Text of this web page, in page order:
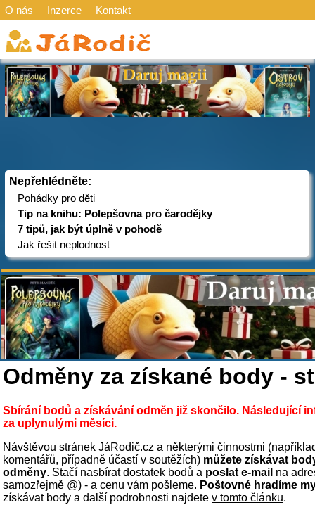
O nás Inzerce Kontakt
Nepřehlédněte:
Pohádky pro děti
Tip na knihu: Polepšovna pro čarodějky
7 tipů, jak být úplně v pohodě
Jak řešit neplodnost
Odměny za získané body -
Sbírání bodů a získávání odměn již skončilo. Následující
za uplynulými měsíci.
Návštěvou stránek JáRodič.cz a některými činnostmi
komentářů, případně účastí v soutěžích) můžete získávat
odměny. Stačí nasbírat dostatek bodů a poslat e-mail na
samozřejmě @) - a cenu vám pošleme. Poštovné hradíme
získávat body a další podrobnosti najdete v tomto článku.